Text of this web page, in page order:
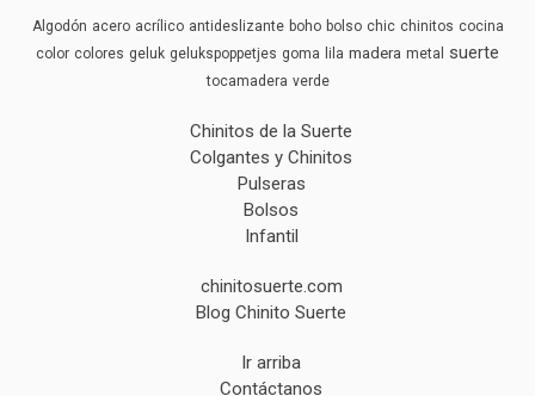
Algodón acero acrílico antideslizante boho bolso chic chinitos cocina
color colores geluk gelukspoppetjes goma lila madera metal suerte
tocamadera verde
Chinitos de la Suerte
Colgantes y Chinitos
Pulseras
Bolsos
Infantil
chinitosuerte.com
Blog Chinito Suerte
Ir arriba
Contáctanos